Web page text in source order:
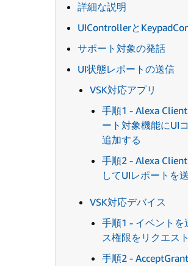
詳細な説明
UIControllerと
サポート対象の発話
UI状態レポートの送信
VSK対応アプリ
手順1 - Alexa
ート対象機能にUI
追加する
手順2 - Alexa
してUIレポートを
VSK対応デバイス
手順1 - イベントを
ス権限をリクエス
手順2 - AcceptGrant